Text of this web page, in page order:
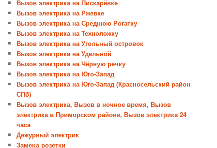
Вызов электрика на Пискарёвке
Вызов электрика на Ржевке
Вызов электрика на Среднюю Рогатку
Вызов электрика на Техноложку
Вызов электрика на Угольный островок
Вызов электрика на Удельной
Вызов электрика на Чёрную речку
Вызов электрика на Юго-Запад
Вызов электрика на Юго-Запад (Красносельский район
СПб)
Вызов электрика, Вызов в ночное время, Вызов
электрика в Приморском районе, Вызов электрика 24
часа
Дежурный электрик
Замена розетки